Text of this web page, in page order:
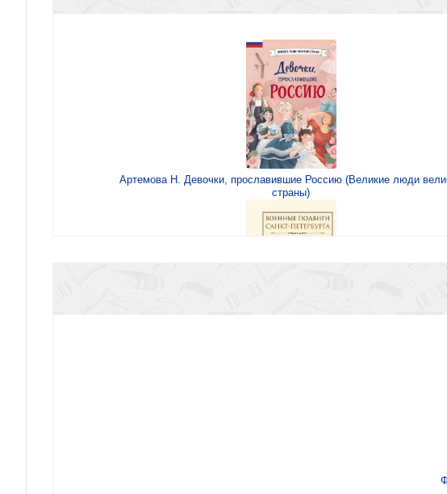
Артемова Н. Девочки, прославившие Россию (Великие люди
страны)